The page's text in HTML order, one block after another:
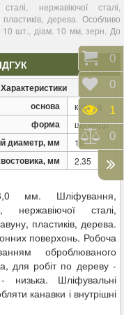
нержавіючої сталі,
пластиків, дерева. Особливо
10 шт., діам. 10 мм, зерн. До
Характеристики
основа
корунд
форма цилиндр
диаметр, мм 10
мм 2.35
мм. Шліфування,
нержавіючої сталі,
пластиків, дерева.
поверхонь. Робоча
оброблюваного
для робіт по дереву -
низька. Шліфувальні
канавки і внутрішні
0
0
1
0